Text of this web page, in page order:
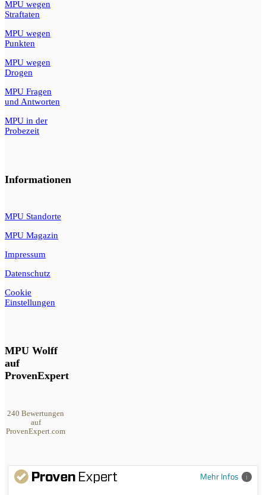
MPU wegen
Straftaten
MPU wegen
Punkten
MPU wegen
Drogen
MPU Fragen
und Antworten
MPU in der
Probezeit
Informationen
MPU Standorte
MPU Magazin
Impressum
Datenschutz
Cookie
Einstellungen
MPU Wolff
auf
ProvenExpert
240 Bewertungen
auf
ProvenExpert.com
Mehr Infos